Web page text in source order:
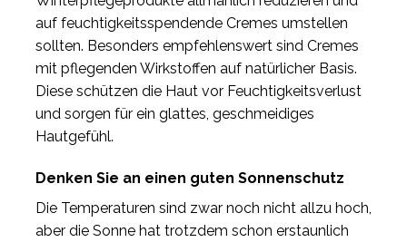
auf feuchtigkeitsspendende Cremes umstellen
sollten. Besonders empfehlenswert sind Cremes
mit pflegenden Wirkstoffen auf natürlicher Basis.
Diese schützen die Haut vor Feuchtigkeitsverlust
und sorgen für ein glattes, geschmeidiges
Hautgefühl.
Denken Sie an einen guten Sonnenschutz
Die Temperaturen sind zwar noch nicht allzu hoch,
aber die Sonne hat trotzdem schon erstaunlich